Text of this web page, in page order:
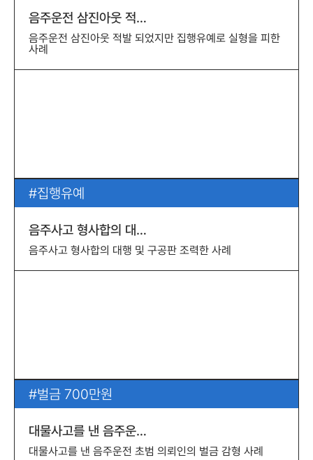
음주운전 삼진아웃 적…
음주운전 삼진아웃 적발 되었지만 집행유예로 실형을 피한
사례
집행유예
음주사고 형사합의 대…
음주사고 형사합의 대행 및 구공판 조력한 사례
벌금 700만원
대물사고를 낸 음주운…
대물사고를 낸 음주운전 초범 의뢰인의 벌금 감형 사례